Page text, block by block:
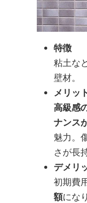
特徴
粘土な
壁材。
メリッ
高級感
ナンス
魅力。
さが長
デメリ
初期費
額にな